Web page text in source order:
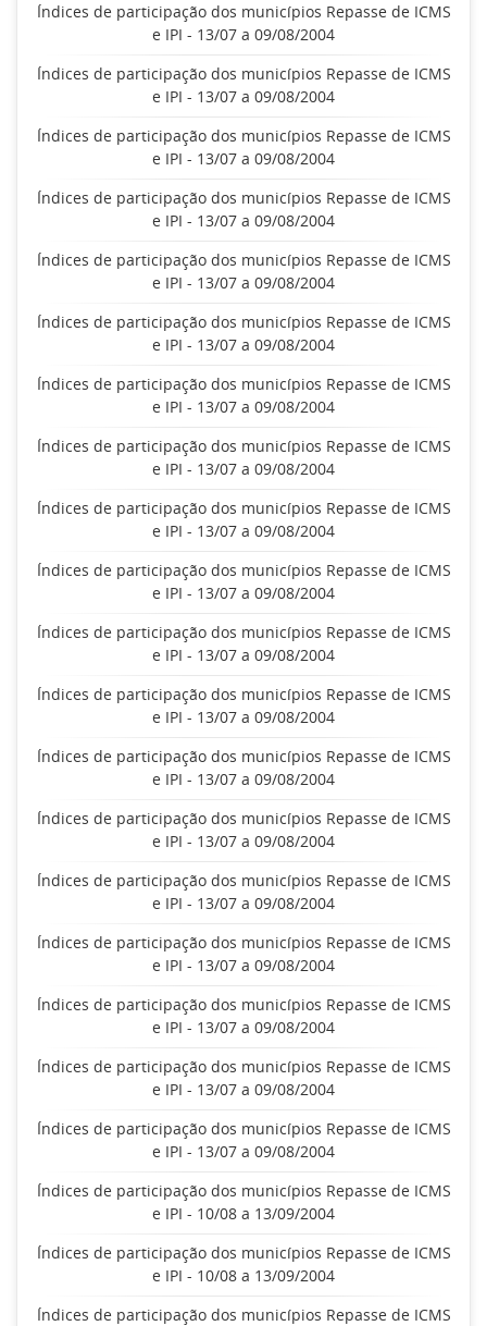
Índices de participação dos municípios Repasse de ICMS
e IPI - 13/07 a 09/08/2004
Índices de participação dos municípios Repasse de ICMS
e IPI - 13/07 a 09/08/2004
Índices de participação dos municípios Repasse de ICMS
e IPI - 13/07 a 09/08/2004
Índices de participação dos municípios Repasse de ICMS
e IPI - 13/07 a 09/08/2004
Índices de participação dos municípios Repasse de ICMS
e IPI - 13/07 a 09/08/2004
Índices de participação dos municípios Repasse de ICMS
e IPI - 13/07 a 09/08/2004
Índices de participação dos municípios Repasse de ICMS
e IPI - 13/07 a 09/08/2004
Índices de participação dos municípios Repasse de ICMS
e IPI - 13/07 a 09/08/2004
Índices de participação dos municípios Repasse de ICMS
e IPI - 13/07 a 09/08/2004
Índices de participação dos municípios Repasse de ICMS
e IPI - 13/07 a 09/08/2004
Índices de participação dos municípios Repasse de ICMS
e IPI - 13/07 a 09/08/2004
Índices de participação dos municípios Repasse de ICMS
e IPI - 13/07 a 09/08/2004
Índices de participação dos municípios Repasse de ICMS
e IPI - 13/07 a 09/08/2004
Índices de participação dos municípios Repasse de ICMS
e IPI - 13/07 a 09/08/2004
Índices de participação dos municípios Repasse de ICMS
e IPI - 13/07 a 09/08/2004
Índices de participação dos municípios Repasse de ICMS
e IPI - 13/07 a 09/08/2004
Índices de participação dos municípios Repasse de ICMS
e IPI - 13/07 a 09/08/2004
Índices de participação dos municípios Repasse de ICMS
e IPI - 13/07 a 09/08/2004
Índices de participação dos municípios Repasse de ICMS
e IPI - 13/07 a 09/08/2004
Índices de participação dos municípios Repasse de ICMS
e IPI - 10/08 a 13/09/2004
Índices de participação dos municípios Repasse de ICMS
e IPI - 10/08 a 13/09/2004
Índices de participação dos municípios Repasse de ICMS